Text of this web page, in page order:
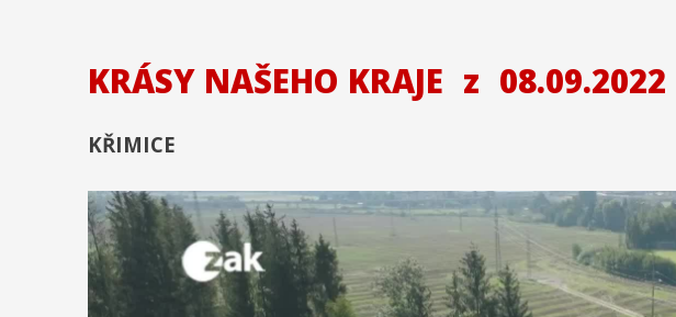
KRÁSY NAŠEHO KRAJE z 08.09.2022
KŘIMICE